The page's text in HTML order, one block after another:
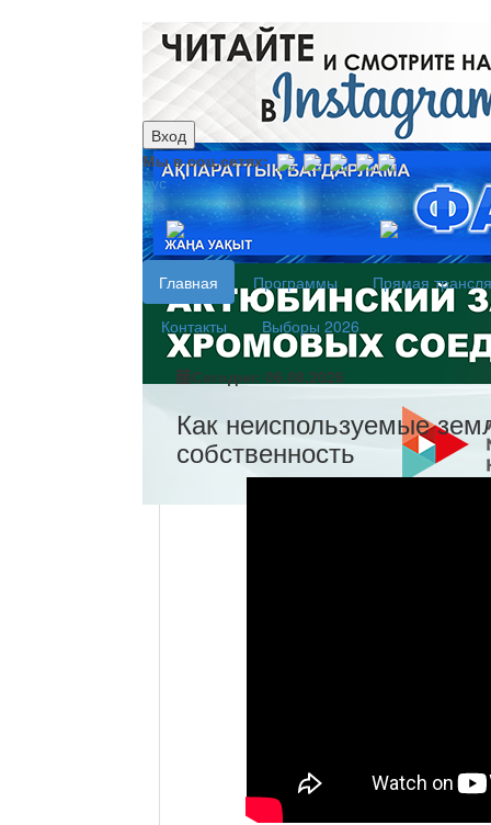
Вход
Мы в соц.сетях:
рус
каз
Главная Программы
Прямая
Контакты
Выборы 2026
Сегодня: 06.08.2026
Как неиспользуемые
собственность